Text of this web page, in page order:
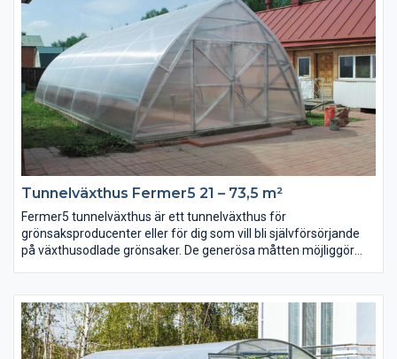
Stommen är tillverkad i kraftiga galvaniserade stålprofiler och
ytskiktet är kraftig uv-beständig polykarbonat 6 eller 10 mm
tjock som tål en belastning av 360 kg per kvadratmeter.
Tunnelväxthus Fermer5 21 – 73,5 m²
Fermer5 tunnelväxthus är ett tunnelväxthus för
grönsaksproducenter eller för dig som vill bli självförsörjande
på växthusodlade grönsaker. De generösa måtten möjliggör
Växthusen har en unik och vacker form är också extremt
hållfast och den anpassade formen gör att snö inte lägger sig
på växthuset samt att vinden leds runt växthuset. Stommen är
tillverkad i kraftiga galvaniserade stålprofiler och ytskiktet är